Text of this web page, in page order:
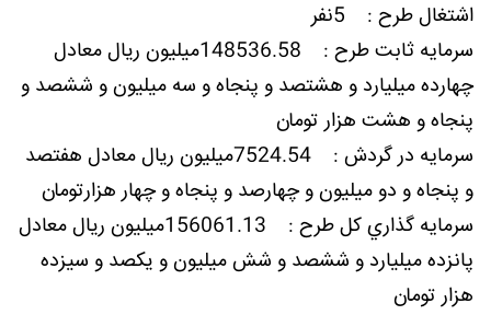
اشتغال طرح : 5نفر
سرمايه ثابت طرح : 148536.58میلیون ریال معادل
چهارده میلیارد و هشتصد و پنجاه و سه میلیون و ششصد و
پنجاه و هشت هزار تومان
سرمايه در گردش : 7524.54میلیون ریال معادل هفتصد
و پنجاه و دو میلیون و چهارصد و پنجاه و چهار هزارتومان
سرمايه گذاري کل طرح : 156061.13میلیون ریال معادل
پانزده میلیارد و ششصد و شش میلیون و یکصد و سیزده
هزار تومان